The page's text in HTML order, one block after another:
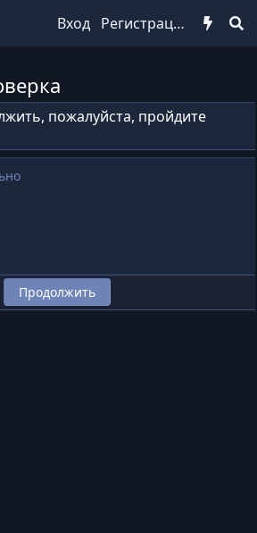
Вход Регистрация
пожалуйста, пройдите
Продолжить